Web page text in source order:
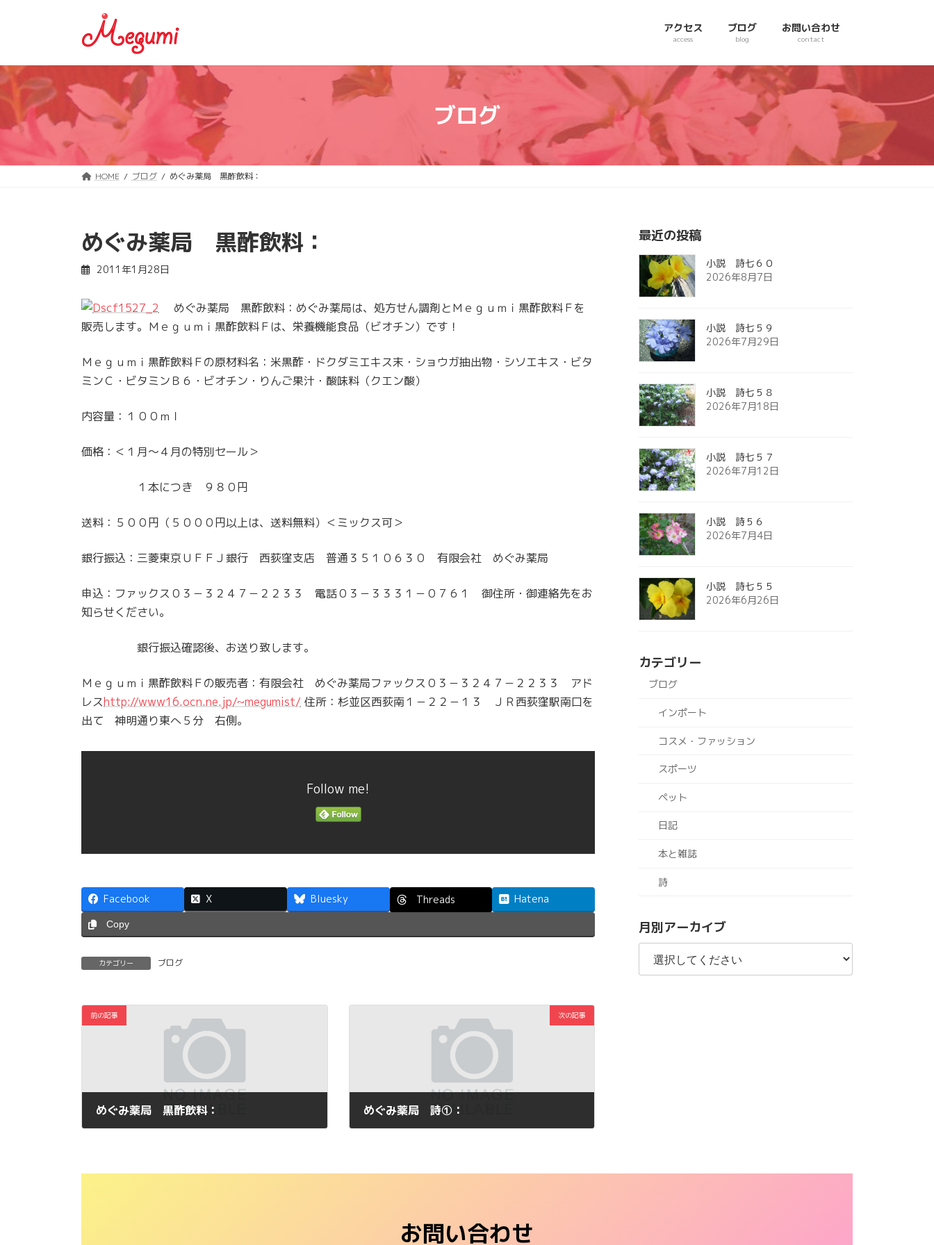
ツ
へ
ス
ッ
シ
ョ
ン
移
アクセス
access
ブログ
blog
お問い合わせ
contact
ブログ
HOME ブログ めぐみ薬局 黒酢飲料：
めぐみ薬局 黒酢飲料：
2011年1月28日
めぐみ薬局 黒酢飲料：めぐみ薬局は、処方せん調剤とＭｅｇｕｍｉ黒酢飲料Ｆを
販売します。Ｍｅｇｕｍｉ黒酢飲料Ｆは、栄養機能食品（ビオチン）です！
Ｍｅｇｕｍｉ黒酢飲料Ｆの原材料名：米黒酢・ドクダミエキス末・ショウガ抽出物・シソエキス・ビタ
ミンＣ・ビタミンＢ６・ビオチン・りんご果汁・酸味料（クエン酸）
内容量：１００ｍｌ
価格：＜１月～４月の特別セール＞
１本につき ９８０円
送料：５００円（５０００円以上は、送料無料）＜ミックス可＞
銀行振込：三菱東京ＵＦＦＪ銀行 西荻窪支店 普通３５１０６３０ 有限会社 めぐみ薬局
申込：ファックス０３－３２４７－２２３３ 電話０３－３３３１－０７６１ 御住所・御連絡先をお
知らせください。
銀行振込確認後、お送り致します。
Ｍｅｇｕｍｉ黒酢飲料Ｆの販売者：有限会社 めぐみ薬局ファックス０３－３２４７－２２３３ アド
レスhttp://www16.ocn.ne.jp/~megumist/ 住所：杉並区西荻南１－２２－１３ ＪＲ西荻窪駅南口を
出て 神明通り東へ５分 右側。
Follow me!
Facebook X Bluesky Threads Hatena
Copy
カテゴリー ブログ
前の記事
めぐみ薬局 黒酢飲料：
次の記事
めぐみ薬局 詩①：
最近の投稿
小説 詩七６０
2026年8月7日
小説 詩七５９
2026年7月29日
小説 詩七５８
2026年7月18日
小説 詩七５７
2026年7月12日
小説 詩５６
2026年7月4日
小説 詩七５５
2026年6月26日
カテゴリー
ブログ
インポート
コスメ・ファッション
スポーツ
ペット
日記
本と雑誌
詩
月別アーカイブ
お問い合わせ